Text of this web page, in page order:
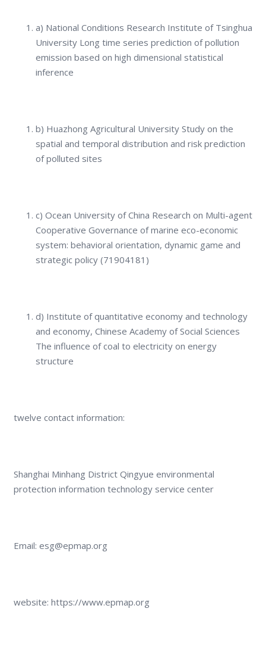
a) National Conditions Research Institute of Tsinghua
University Long time series prediction of pollution
emission based on high dimensional statistical
inference
b) Huazhong Agricultural University Study on the
spatial and temporal distribution and risk prediction
of polluted sites
c) Ocean University of China Research on Multi-agent
Cooperative Governance of marine eco-economic
system: behavioral orientation, dynamic game and
strategic policy (71904181)
d) Institute of quantitative economy and technology
and economy, Chinese Academy of Social Sciences
The influence of coal to electricity on energy
structure
twelve contact information:
Shanghai Minhang District Qingyue environmental
protection information technology service center
Email: esg@epmap.org
website: https://www.epmap.org